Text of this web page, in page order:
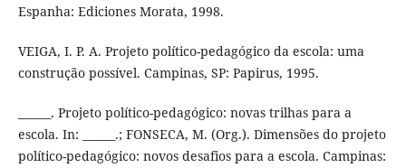
Espanha: Ediciones Morata, 1998.
VEIGA, I. P. A. Projeto político-pedagógico da escola: uma
construção possível. Campinas, SP: Papirus, 1995.
______. Projeto político-pedagógico: novas trilhas para a
escola. In: ______.; FONSECA, M. (Org.). Dimensões do projeto
político-pedagógico: novos desafios para a escola. Campinas: